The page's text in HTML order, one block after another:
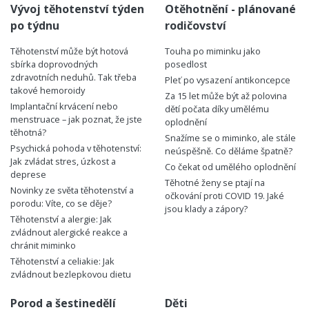
Vývoj těhotenství týden
po týdnu
Těhotenství může být hotová
sbírka doprovodných
zdravotních neduhů. Tak třeba
takové hemoroidy
Implantační krvácení nebo
menstruace – jak poznat, že jste
těhotná?
Psychická pohoda v těhotenství:
Jak zvládat stres, úzkost a
deprese
Novinky ze světa těhotenství a
porodu: Víte, co se děje?
Těhotenství a alergie: Jak
zvládnout alergické reakce a
chránit miminko
Těhotenství a celiakie: Jak
zvládnout bezlepkovou dietu
Otěhotnění - plánované
rodičovství
Touha po miminku jako
posedlost
Pleť po vysazení antikoncepce
Za 15 let může být až polovina
dětí počata díky umělému
oplodnění
Snažíme se o miminko, ale stále
neúspěšně. Co děláme špatně?
Co čekat od umělého oplodnění
Těhotné ženy se ptají na
očkování proti COVID 19. Jaké
jsou klady a zápory?
Porod a šestinedělí Děti